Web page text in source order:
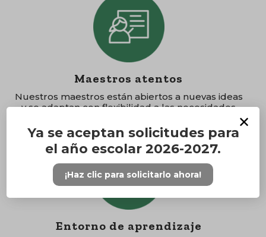
Maestros atentos
Nuestros maestros están abiertos a nuevas ideas
y se adaptan con flexibilidad a las necesidades
Entorno de aprendizaje
Ya se aceptan solicitudes para
el año escolar 2026-2027.
¡Haz clic para solicitarlo ahora!
✕